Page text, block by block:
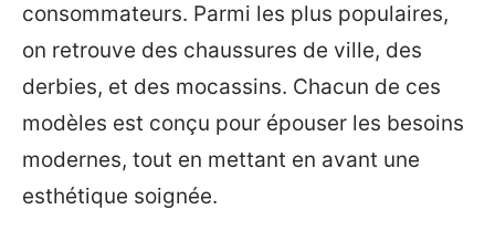
consommateurs. Parmi les plus populaires,
on retrouve des chaussures de ville, des
derbies, et des mocassins. Chacun de ces
modèles est conçu pour épouser les besoins
modernes, tout en mettant en avant une
esthétique soignée.